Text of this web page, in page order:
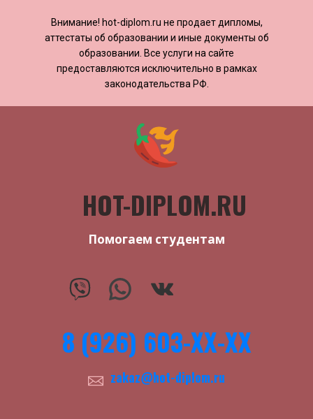
Внимание! ​​​​hot-diplom.ru не продает дипломы,
аттестаты об образовании и иные документы об
образовании. Все услуги на сайте
предоставляются исключительно в рамках
законодательства РФ.
HOT-DIPLOM.RU
Помогаем студентам
8 (926) 603-ХХ-ХХ
zakaz@hot-diplom.ru